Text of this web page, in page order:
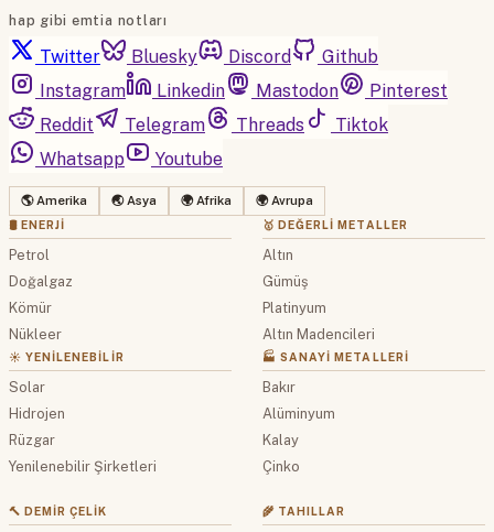
hap gibi emtia notları
Twitter Bluesky Discord
Github
Instagram
Linkedin Mastodon
Pinterest
Reddit
Telegram Threads
Tiktok
Whatsapp
Youtube
🌎 Amerika 🌏 Asya 🌍 Afrika 🌍 Avrupa
🛢 ENERJI
Petrol
Doğalgaz
Kömür
Nükleer
☀️ YENILENEBILIR
Solar
Hidrojen
Rüzgar
Yenilenebilir Şirketleri
🥇 DEĞERLI METALLER
Altın
Gümüş
Platinyum
Altın Madencileri
🏭 SANAYI METALLERI
Bakır
Alüminyum
Kalay
Çinko
🔨 DEMIR ÇELIK 🌾 TAHILLAR